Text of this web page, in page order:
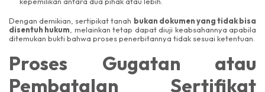
Dengan demikian, sertipikat tanah bukan dokumen yang tidak bisa
disentuh hukum, melainkan tetap dapat diuji keabsahannya apabila
ditemukan bukti bahwa proses penerbitannya tidak sesuai ketentuan.
Proses Gugatan atau
Pembatalan Sertifikat